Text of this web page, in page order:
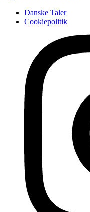
Danske Taler
Cookiepolitik